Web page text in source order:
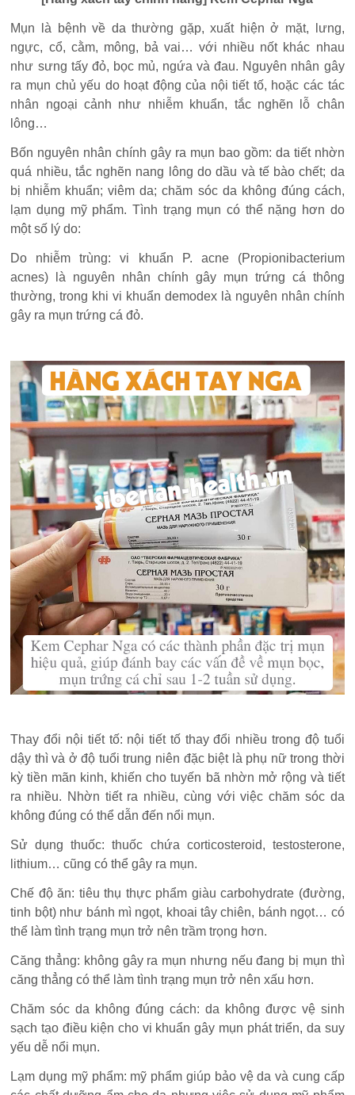
Mụn là bệnh về da thường gặp, xuất hiện ở mặt, lưng,
ngực, cổ, cằm, mông, bả vai… với nhiều nốt khác nhau
như sưng tấy đỏ, bọc mủ, ngứa và đau. Nguyên nhân gây
ra mụn chủ yếu do hoạt động của nội tiết tố, hoặc các tác
nhân ngoại cảnh như nhiễm khuẩn, tắc nghẽn lỗ chân
lông…
Bốn nguyên nhân chính gây ra mụn bao gồm: da tiết nhờn
quá nhiều, tắc nghẽn nang lông do dầu và tế bào chết; da
bị nhiễm khuẩn; viêm da; chăm sóc da không đúng cách,
lạm dụng mỹ phẩm. Tình trạng mụn có thể nặng hơn do
một số lý do:
Do nhiễm trùng: vi khuẩn P. acne (Propionibacterium
acnes) là nguyên nhân chính gây mụn trứng cá thông
thường, trong khi vi khuẩn demodex là nguyên nhân chính
gây ra mụn trứng cá đỏ.
Thay đổi nội tiết tố: nội tiết tố thay đổi nhiều trong độ tuổi
dậy thì và ở độ tuổi trung niên đặc biệt là phụ nữ trong thời
kỳ tiền mãn kinh, khiến cho tuyến bã nhờn mở rộng và tiết
ra nhiều. Nhờn tiết ra nhiều, cùng với việc chăm sóc da
không đúng có thể dẫn đến nổi mụn.
Sử dụng thuốc: thuốc chứa corticosteroid, testosterone,
lithium… cũng có thể gây ra mụn.
Chế độ ăn: tiêu thụ thực phẩm giàu carbohydrate (đường,
tinh bột) như bánh mì ngọt, khoai tây chiên, bánh ngọt… có
thể làm tình trạng mụn trở nên trầm trọng hơn.
Căng thẳng: không gây ra mụn nhưng nếu đang bị mụn thì
căng thẳng có thể làm tình trạng mụn trở nên xấu hơn.
Chăm sóc da không đúng cách: da không được vệ sinh
sạch tạo điều kiện cho vi khuẩn gây mụn phát triển, da suy
yếu dễ nổi mụn.
Lạm dụng mỹ phẩm: mỹ phẩm giúp bảo vệ da và cung cấp